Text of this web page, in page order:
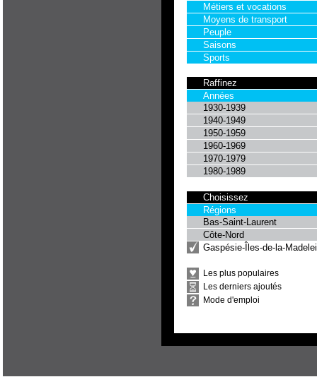
Métiers et vocations
Moyens de transport
Peuple
Saisons
Sports
Raffinez
Années
1930-1939
1940-1949
1950-1959
1960-1969
1970-1979
1980-1989
Choisissez
Régions
Bas-Saint-Laurent
Côte-Nord
Gaspésie-Îles-de-la-
Les plus populaires
Les derniers ajoutés
Mode d'emploi